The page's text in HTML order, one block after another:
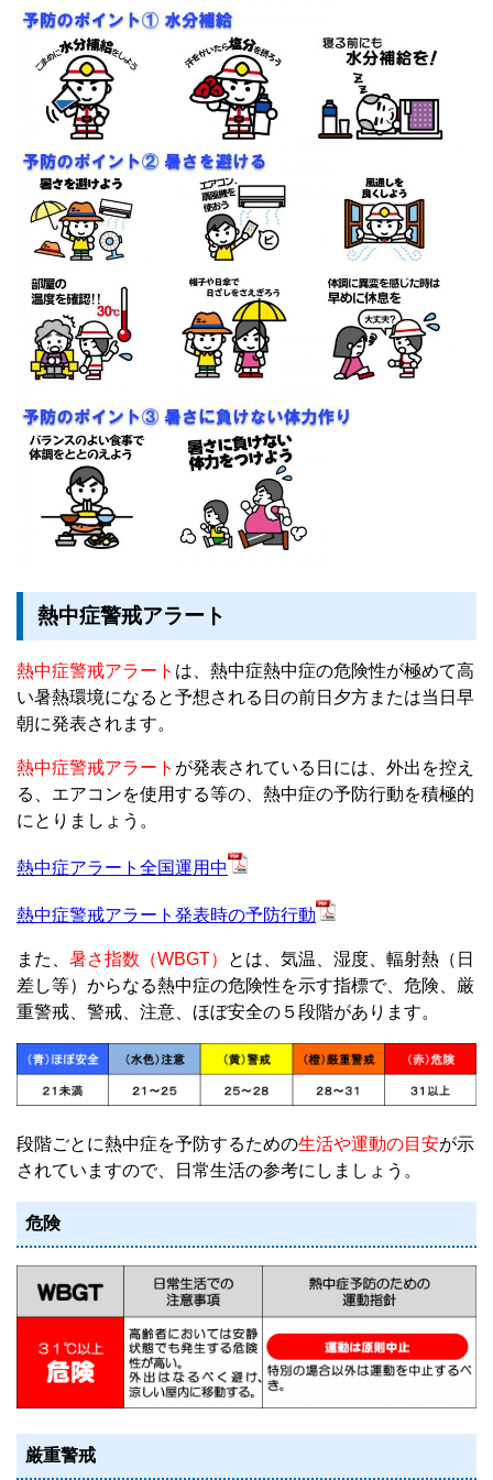
熱中症警戒アラート
熱中症警戒アラート は、熱中症熱中症の危険性が極めて高
い暑熱環境になると予想される日の前日夕方または当日早
朝に発表されます。
熱中症警戒アラート が発表されている日には、外出を控え
る、エアコンを使用する等の、熱中症の予防行動を積極的
にとりましょう。
熱中症アラート全国運用中
熱中症警戒アラート発表時の予防行動
また、 暑さ指数（WBGT）
とは、気温、湿度、輻射熱（日
差し等）からなる熱中症の危険性を示す指標で、危険、厳
重警戒、警戒、注意、ほぼ安全の５段階があります。
段階ごとに熱中症を予防するための生活や運動の目安が示
されていますので、日常生活の参考にしましょう。
危険
厳重警戒